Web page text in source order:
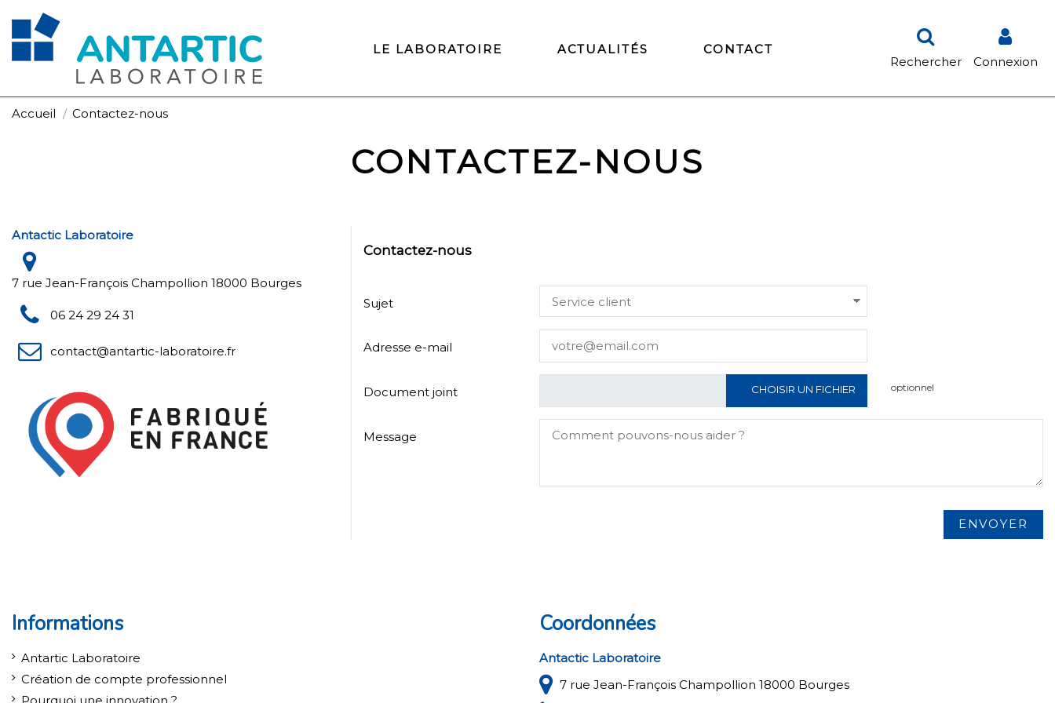
LE LABORATOIRE ACTUALITÉS
CONTACT
Rechercher
Connexion
Accueil Contactez-nous
CONTACTEZ-NOUS
Antactic Laboratoire
7 rue Jean-François Champollion 18000 Bourges
06 24 29 24 31
contact@antartic-laboratoire.fr
Contactez-nous
Sujet
Adresse e-mail
Document joint CHOISIR UN FICHIER optionnel
Message
Informations
Antartic Laboratoire
Création de compte professionnel
Coordonnées
Antactic Laboratoire
7 rue Jean-François Champollion 18000 Bourges